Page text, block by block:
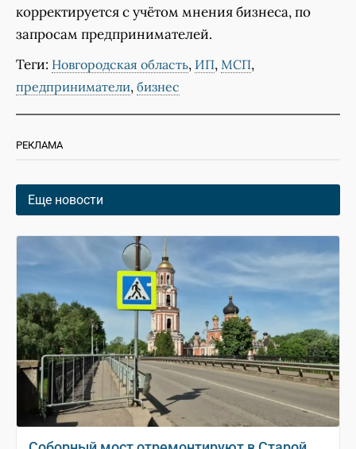
корректируется с учётом мнения бизнеса, по
запросам предпринимателей.
Теги: Новгородская область, ИП, МСП,
предприниматели, бизнес
РЕКЛАМА
Еще новости